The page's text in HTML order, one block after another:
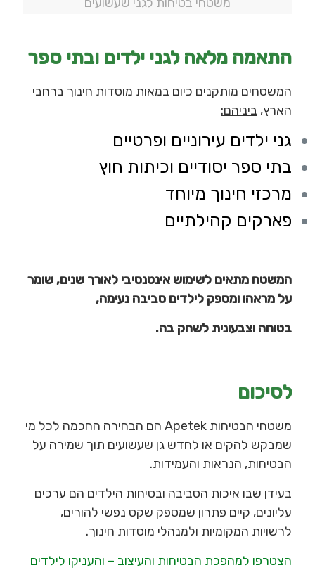
התאמה מלאה לגני ילדים ובתי ספר
המשטחים מותקנים כיום במאות מוסדות חינוך ברחבי
הארץ, ביניהם:
גני ילדים עירוניים ופרטיים
בתי ספר יסודיים וכיתות חוץ
מרכזי חינוך מיוחד
פארקים קהילתיים
המשטח מתאים לשימוש אינטנסיבי לאורך שנים, שומר
על מראהו ומספק לילדים סביבה נעימה,
בטוחה וצבעונית לשחק בה.
לסיכום
משטחי הבטיחות Apetek הם הבחירה החכמה לכל מי
שמבקש להקים או לחדש גן שעשועים תוך שמירה על
הבטיחות, הנראות והעמידות.
בעידן שבו איכות הסביבה ובטיחות הילדים הם ערכים
עליונים, קיים פתרון שמספק שקט נפשי להורים,
לרשויות המקומיות ולמנהלי מוסדות חינוך.
הצטרפו למהפכת הבטיחות והעיצוב – והעניקו לילדים